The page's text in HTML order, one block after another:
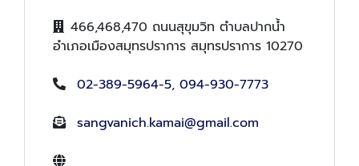
466,468,470 ถนนสุขุมวิท ตำบลปากน้ำ
อำเภอเมืองสมุทรปราการ สมุทรปราการ 10270
02-389-5964-5, 094-930-7773
sangvanich.kamai@gmail.com